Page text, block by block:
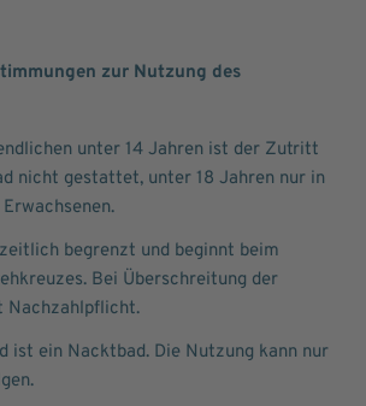
zur Nutzung des
unter 14 Jahren ist der Zutritt
nicht gestattet, unter 18 Jahren nur in
begrenzt und beginnt beim
Bei Überschreitung der
Nachzahlpflicht.
ist ein Nacktbad. Die Nutzung kann nur